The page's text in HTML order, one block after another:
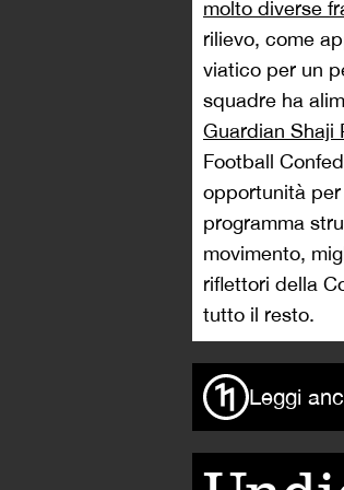
molto diverse
rilievo, come
viatico per un
squadre ha
Guardian Shaji
Football
opportunità
programma
movimento,
riflettori della
tutto il resto.
Leggi